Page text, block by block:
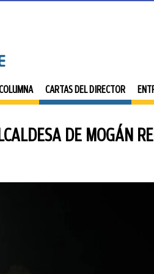
CARTAS DEL DIRECTOR
DE MOGÁN